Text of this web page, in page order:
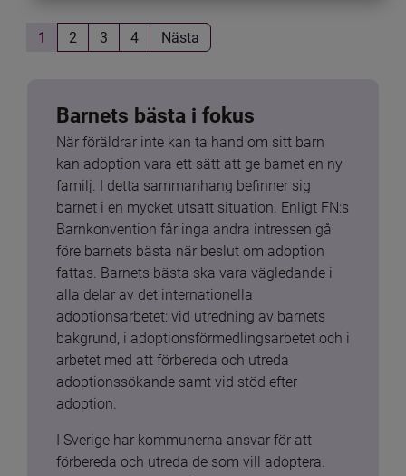
1 2 3 4 Nästa
Barnets bästa i fokus
När föräldrar inte kan ta hand om sitt barn
kan adoption vara ett sätt att ge barnet en ny
familj. I detta sammanhang befinner sig
barnet i en mycket utsatt situation. Enligt FN:s
Barnkonvention får inga andra intressen gå
före barnets bästa när beslut om adoption
fattas. Barnets bästa ska vara vägledande i
alla delar av det internationella
adoptionsarbetet: vid utredning av barnets
bakgrund, i adoptionsförmedlingsarbetet och i
arbetet med att förbereda och utreda
adoptionssökande samt vid stöd efter
adoption.
I Sverige har kommunerna ansvar för att
förbereda och utreda de som vill adoptera.